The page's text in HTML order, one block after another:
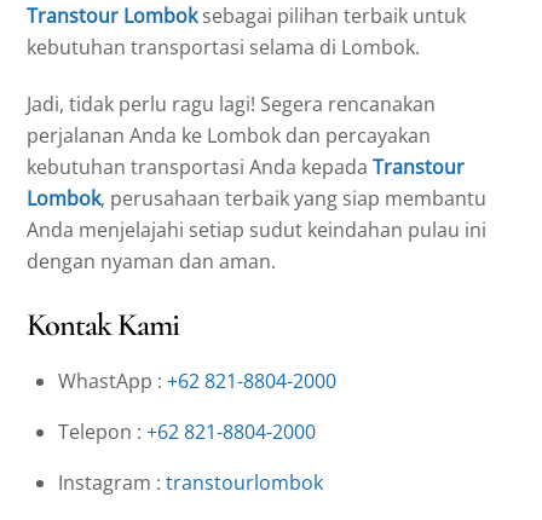
Transtour Lomboksebagai pilihan terbaik untuk
kebutuhan transportasi selama di Lombok.
Jadi, tidak perlu ragu lagi! Segera rencanakan
perjalanan Anda ke Lombok dan percayakan
kebutuhan transportasi Anda kepadaTranstour
Lombok, perusahaan terbaik yang siap membantu
Anda menjelajahi setiap sudut keindahan pulau ini
dengan nyaman dan aman.
Kontak Kami
WhastApp : +62 821-8804-2000
Telepon : +62 821-8804-2000
Instagram : transtourlombok